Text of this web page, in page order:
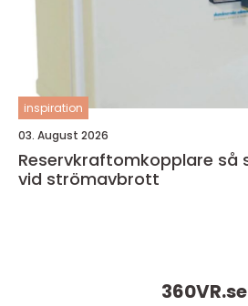
inspiration
03. August 2026
Reservkraftomkopplare så skapas trygg el
vid strömavbrott
360VR.se